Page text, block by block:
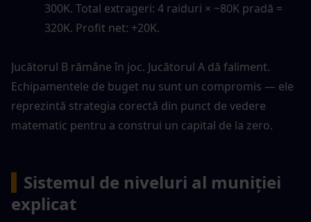
300K. Total extrageri: 4 raiduri × ~80K pradă =
320K. Profit net: +20K.
Jucătorul B rămâne în joc. Jucătorul A dă faliment.
Echipamentele de buget nu sunt un compromis — ele
reprezintă strategia corectă din punct de vedere
matematic pentru a construi un capital de la zero.
Sistemul de niveluri al muniției
explicat